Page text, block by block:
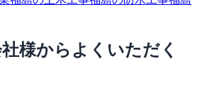
社様からよくいただく